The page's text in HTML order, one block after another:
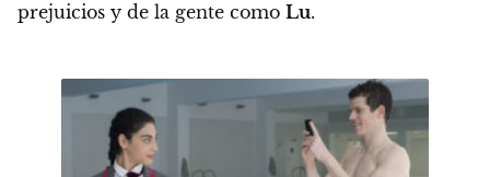
prejuicios y de la gente como Lu.